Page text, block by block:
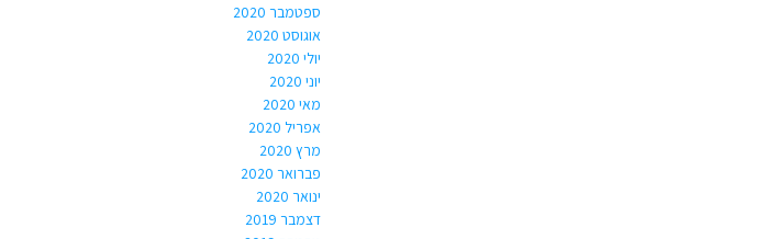
ספטמבר 2020
אוגוסט 2020
יולי 2020
יוני 2020
מאי 2020
אפריל 2020
מרץ 2020
פברואר 2020
ינואר 2020
דצמבר 2019